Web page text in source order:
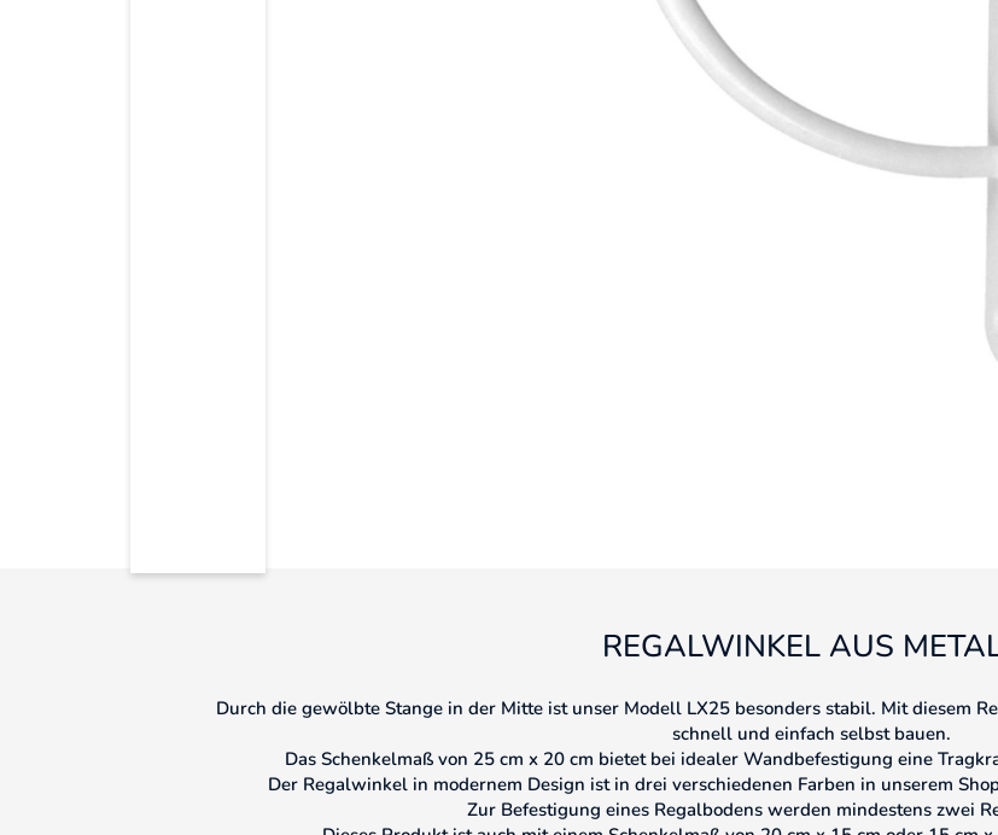
REGALWINKEL AUS
Durch die gewölbte Stange in der Mitte ist unser Modell LX25 besonders stabil. Mit diesem
schnell und einfach selbst bauen.
Das Schenkelmaß von 25 cm x 20 cm bietet bei idealer Wandbefestigung eine
Der Regalwinkel in modernem Design ist in drei verschiedenen Farben in unserem
Zur Befestigung eines Regalbodens werden mindestens zwei